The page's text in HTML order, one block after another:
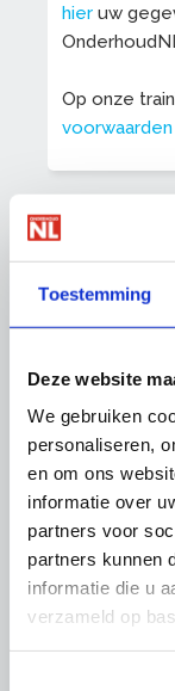
Toestemming
Deze website
We gebruiken
personaliseren,
en om ons
informatie over
partners voor
partners kunnen
informatie die u
verzameld op
hier uw
Op onze
voorwaarden
Cookies
cookie-